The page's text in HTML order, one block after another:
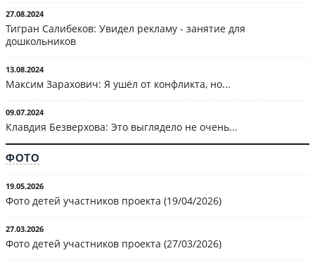
27.08.2024
Тигран Салибеков: Увидел рекламу - занятие для
дошкольников
13.08.2024
Максим Зарахович: Я ушёл от конфликта, но...
09.07.2024
Клавдия Безверхова: Это выглядело не очень...
ФОТО
19.05.2026
Фото детей участников проекта (19/04/2026)
27.03.2026
Фото детей участников проекта (27/03/2026)